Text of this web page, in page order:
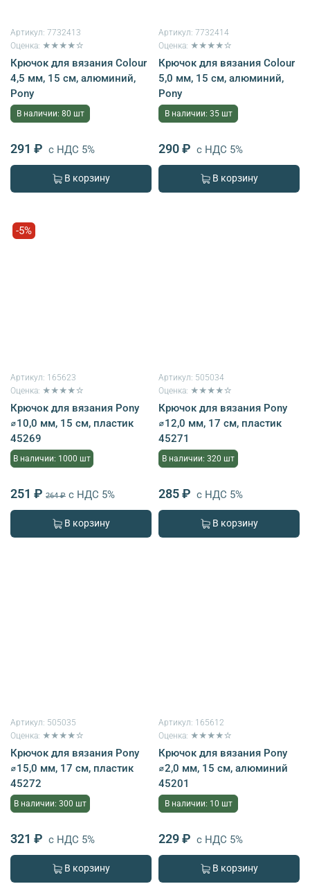
Артикул: 7732413
Оценка: ★★★★☆
Крючок для вязания Colour
4,5 мм, 15 см, алюминий,
Pony
В наличии: 80 шт
291 ₽ с НДС 5%
В корзину
Артикул: 7732414
Оценка: ★★★★☆
Крючок для вязания Colour
5,0 мм, 15 см, алюминий,
Pony
В наличии: 35 шт
290 ₽ с НДС 5%
В корзину
-5%
Артикул: 165623
Оценка: ★★★★☆
Крючок для вязания Pony
⌀10,0 мм, 15 см, пластик
45269
В наличии: 1000 шт
251 ₽ 264 ₽ с НДС 5%
В корзину
Артикул: 505034
Оценка: ★★★★☆
Крючок для вязания Pony
⌀12,0 мм, 17 см, пластик
45271
В наличии: 320 шт
285 ₽ с НДС 5%
В корзину
Артикул: 505035
Оценка: ★★★★☆
Крючок для вязания Pony
⌀15,0 мм, 17 см, пластик
45272
В наличии: 300 шт
321 ₽ с НДС 5%
В корзину
Артикул: 165612
Оценка: ★★★★☆
Крючок для вязания Pony
⌀2,0 мм, 15 см, алюминий
45201
В наличии: 10 шт
229 ₽ с НДС 5%
В корзину